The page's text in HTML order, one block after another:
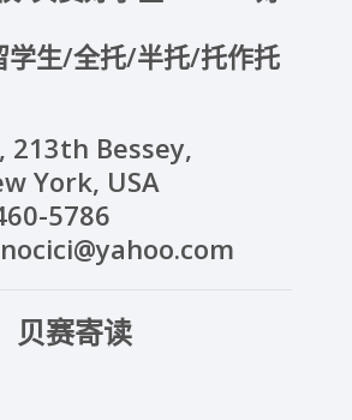
学生/全托/半托/托作托
213th Bessey,
York, USA
5786
贝赛寄读